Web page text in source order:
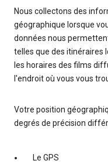
Nous collectons des
géographique lorsque
données nous
telles que des itinéraires
les horaires des films
l'endroit où vous vous
Votre position
degrés de précision
Le GPS